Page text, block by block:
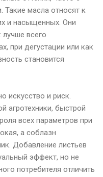
Такие масла относят к
и насыщенных. Они
лучше всего
при дегустации или как
становится
искусство и риск.
агротехники, быстрой
всех параметров при
а соблазн
Добавление листьев
эффект, но не
потребителя отличить